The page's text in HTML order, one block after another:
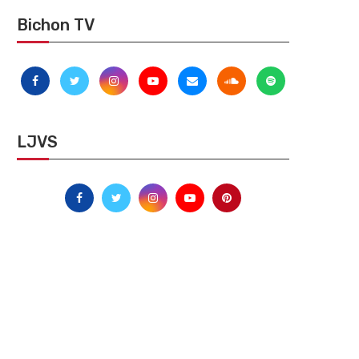
Bichon TV
LJVS